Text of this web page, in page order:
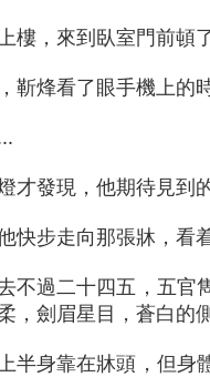
，來到臥室門前頓了
烽看了眼手機上的時
發現，他期待見到
步走向那張牀，看
過二十四五，五官雋
，劍眉星目，蒼白的
身靠在牀頭，但身體